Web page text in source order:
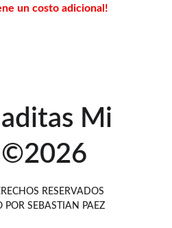
un costo adicional!
Mi
©2026
RESERVADOS
POR SEBASTIAN PAEZ